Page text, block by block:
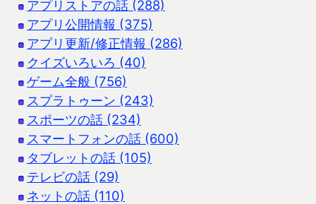
アプリストアの話 (288)
アプリ公開情報 (375)
アプリ更新/修正情報 (286)
クイズいろいろ (40)
ゲーム全般 (756)
スプラトゥーン (243)
スポーツの話 (234)
スマートフォンの話 (600)
タブレットの話 (105)
テレビの話 (29)
ネットの話 (110)